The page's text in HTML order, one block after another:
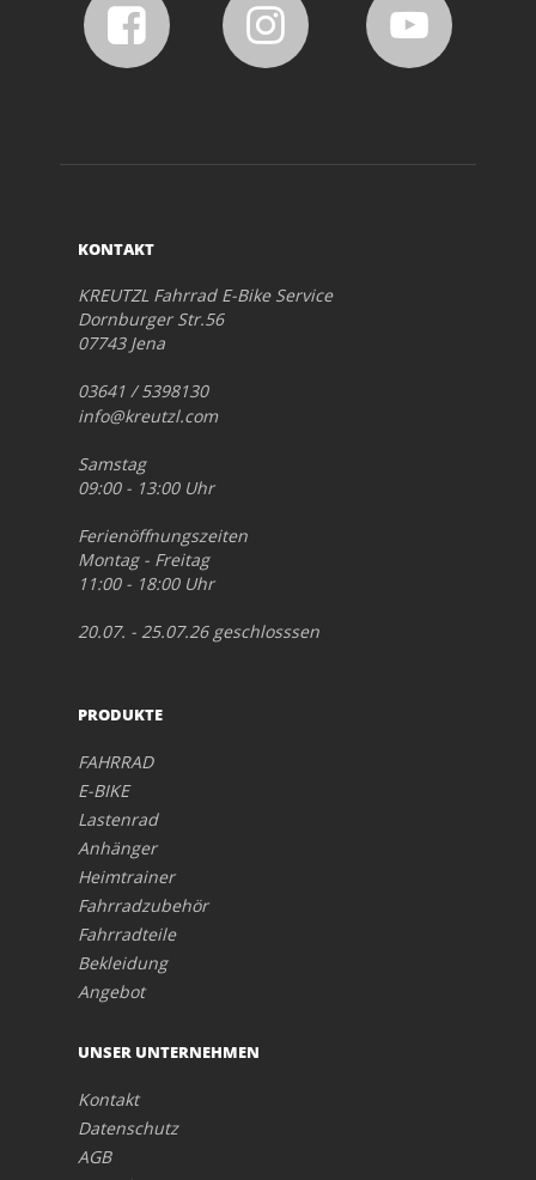
KONTAKT
KREUTZL Fahrrad E-Bike Service
Dornburger Str.56
07743 Jena
03641 / 5398130
info@kreutzl.com
Samstag
09:00 - 13:00 Uhr
Ferienöffnungszeiten
Montag - Freitag
11:00 - 18:00 Uhr
20.07. - 25.07.26 geschlosssen
PRODUKTE
FAHRRAD
E-BIKE
Lastenrad
Anhänger
Heimtrainer
Fahrradzubehör
Fahrradteile
Bekleidung
Angebot
UNSER UNTERNEHMEN
Kontakt
Datenschutz
AGB